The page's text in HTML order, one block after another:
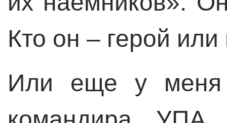
Кто он – герой или
Или еще у меня